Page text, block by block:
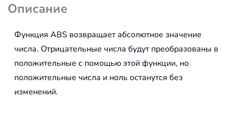
Описание
Функция ABS возвращает абсолютное значение
числа. Отрицательные числа будут преобразованы в
положительные с помощью этой функции, но
положительные числа и ноль останутся без
изменений.